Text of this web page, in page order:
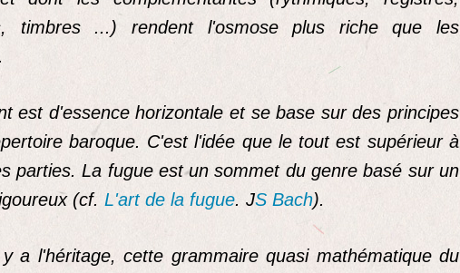
timbres ...) rendent l'osmose plus riche que les
est d'essence horizontale et se base sur des principes
baroque. C'est l'idée que le tout est supérieur à
parties. La fugue est un sommet du genre basé sur un
(cf. L'art de la fugue. JS Bach).
a l'héritage, cette grammaire quasi mathématique du